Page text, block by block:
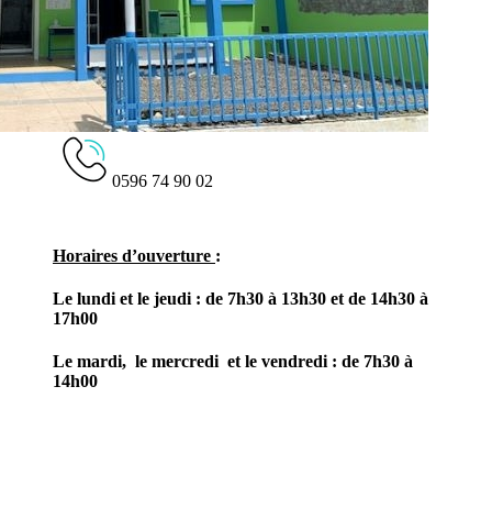
0596 74 90 02
Horaires d’ouverture :
Le lundi et le jeudi : de 7h30 à 13h30 et de 14h30 à
17h00
Le mardi, le mercredi et le vendredi : de 7h30 à
14h00